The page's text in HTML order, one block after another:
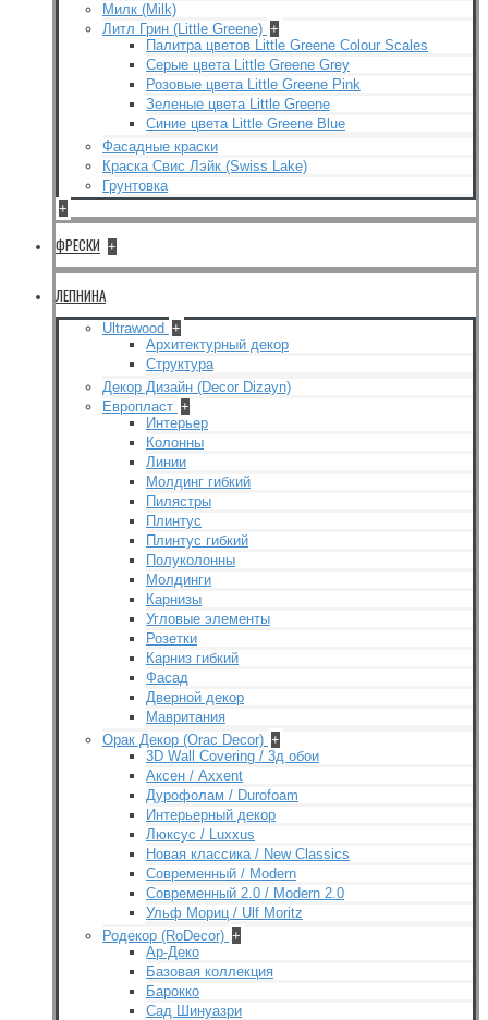
Милк (Milk)
Литл Грин (Little Greene) +
Палитра цветов Little Greene Colour Scales
Серые цвета Little Greene Grey
Розовые цвета Little Greene Pink
Зеленые цвета Little Greene
Синие цвета Little Greene Blue
Фасадные краски
Краска Свис Лэйк (Swiss Lake)
Грунтовка
+
ФРЕСКИ +
ЛЕПНИНА
Ultrawood +
Архитектурный декор
Структура
Декор Дизайн (Decor Dizayn)
Европласт +
Интерьер
Колонны
Линии
Молдинг гибкий
Пилястры
Плинтус
Плинтус гибкий
Полуколонны
Молдинги
Карнизы
Угловые элементы
Розетки
Карниз гибкий
Фасад
Дверной декор
Мавритания
Орак Декор (Orac Decor) +
3D Wall Covering / 3д обои
Аксен / Axxent
Дурофолам / Durofoam
Интерьерный декор
Люксус / Luxxus
Новая классика / New Classics
Современный / Modern
Современный 2.0 / Modern 2.0
Ульф Мориц / Ulf Moritz
Родекор (RoDecor) +
Ар-Деко
Базовая коллекция
Барокко
Сад Шинуазри